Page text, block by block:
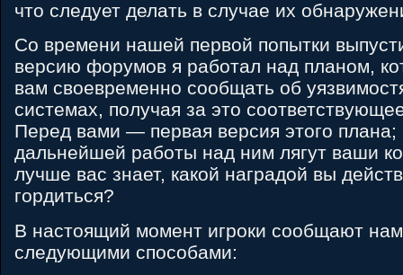
что следует делать в случае их
Со времени нашей первой попытки
версию форумов я работал над планом,
вам своевременно сообщать об
системах, получая за это
Перед вами ― первая версия этого плана;
дальнейшей работы над ним лягут ваши
лучше вас знает, какой наградой вы
гордиться?
В настоящий момент игроки сообщают
следующими способами: